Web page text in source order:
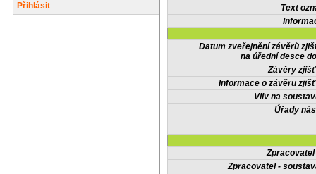
Přihlásit
Text
Datum zveřejnění závěrů
na úřední desce
Závěry
Informace o závěru
Vliv na
Úřady
Zpracovatel -